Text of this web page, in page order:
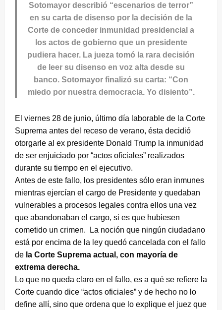
Sotomayor describió “escenarios de terror”
en su carta de disenso por la decisión de la
Corte de conceder inmunidad presidencial a
los actos de gobierno que un presidente
pudiera hacer. La jueza tomó la rara decisión
de leer su disenso en voz alta desde su
banco. Sotomayor finalizó su carta: “Con
miedo por nuestra democracia. Yo disiento”.
El viernes 28 de junio, último día laborable de la Corte
Suprema antes del receso de verano, ésta decidió
otorgarle al ex presidente Donald Trump la inmunidad
de ser enjuiciado por “actos oficiales” realizados
durante su tiempo en el ejecutivo.
Antes de este fallo, los presidentes sólo eran inmunes
mientras ejercían el cargo de Presidente y quedaban
vulnerables a procesos legales contra ellos una vez
que abandonaban el cargo, si es que hubiesen
cometido un crimen. La noción que ningún ciudadano
está por encima de la ley quedó cancelada con el fallo
de la Corte Suprema actual, con mayoría de
extrema derecha.
Lo que no queda claro en el fallo, es a qué se refiere la
Corte cuando dice “actos oficiales” y de hecho no lo
define allí, sino que ordena que lo explique el juez que